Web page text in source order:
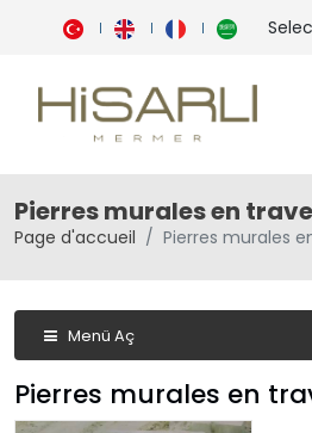
Pierres murales en
Page d'accueil Pierres murales
Menü Aç
Pierres murales en